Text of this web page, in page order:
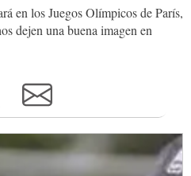
en los Juegos Olímpicos de París,
dejen una buena imagen en